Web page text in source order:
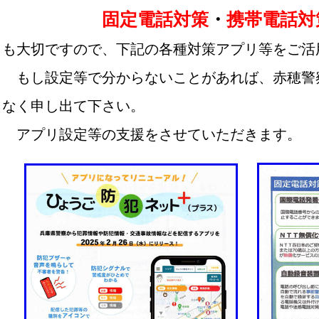
固定電話対策 ・携帯電話
も大切ですので、下記の各種対策アプリ等をご
もし設定等で分からないことがあれば、赤穂
なく申し出て下さい。
アプリ設定等の支援をさせていただきます。